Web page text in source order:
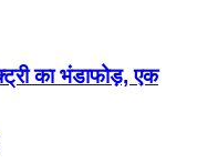
का भंडाफोड़, एक